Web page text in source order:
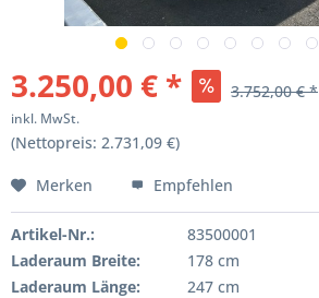
3.250,00 € * 3.752,00 € *
inkl. MwSt.
(Nettopreis: 2.731,09 €)
Merken Empfehlen
Artikel-Nr.:
83500001
Laderaum Breite:
178 cm
Laderaum Länge:
247 cm